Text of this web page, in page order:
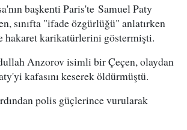
başkenti Paris'te Samuel Paty
sınıfta "ifade özgürlüğü" anlatırken
hakaret karikatürlerini göstermişti.
Anzorov isimli bir Çeçen, olaydan
kafasını keserek öldürmüştü.
polis güçlerince vurularak